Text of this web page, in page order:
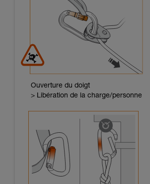
Ouverture du doigt
> Libération de la charge/personne